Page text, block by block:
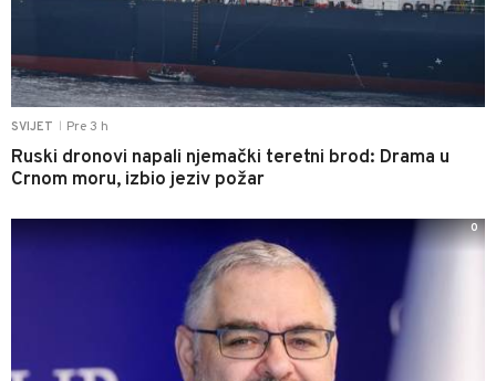
SVIJET Pre 3 h
Ruski dronovi napali njemački teretni brod: Drama u
Crnom moru, izbio jeziv požar
0